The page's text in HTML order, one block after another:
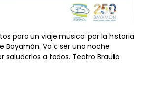
para un viaje musical por la historia
Bayamón. Va a ser una noche
saludarlos a todos. Teatro Braulio